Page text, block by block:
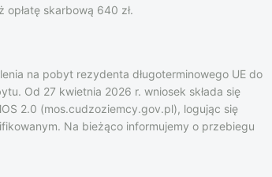
opłatę skarbową 640 zł.
na pobyt rezydenta długoterminowego UE do
Od 27 kwietnia 2026 r. wniosek składa się
2.0 (mos.cudzoziemcy.gov.pl), logując się
Na bieżąco informujemy o przebiegu